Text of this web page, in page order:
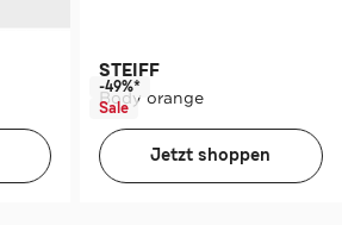
STEIFF
Body orange
-49%*
Sale
Jetzt shoppen